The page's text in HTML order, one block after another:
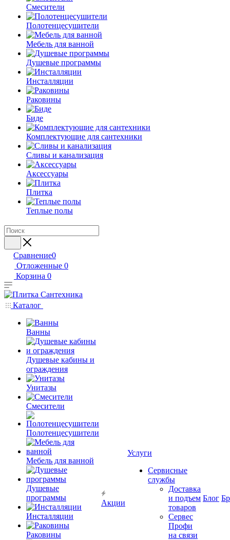
Смесители
Полотенцесушители
Мебель для ванной
Душевые программы
Инсталляции
Раковины
Биде
Комплектующие для сантехники
Сливы и канализация
Аксессуары
Плитка
Теплые полы
Сравнение0
Отложенные 0
Корзина 0
Каталог
Ванны
Душевые кабины и
ограждения
Унитазы
Смесители
Полотенцесушители
Мебель для ванной
Душевые
программы
Инсталляции
Раковины
Акции
Услуги
Сервисные
службы
Доставка
и подъем
товаров
Сервес
Профи
на связи
Блог